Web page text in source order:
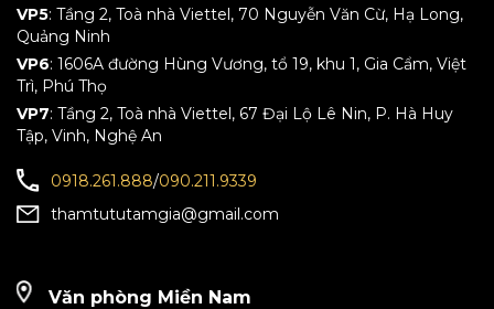
VP5: Tầng 2, Toà nhà Viettel, 70 Nguyễn Văn Cừ, Hạ Long,
Quảng Ninh
VP6: 1606A đường Hùng Vương, tổ 19, khu 1, Gia Cẩm, Việt
Trì, Phú Thọ
VP7: Tầng 2, Toà nhà Viettel, 67 Đại Lộ Lê Nin, P. Hà Huy
Tập, Vinh, Nghệ An
0918.261.888/090.211.9339
thamtututamgia@gmail.com
Văn phòng Miền Nam